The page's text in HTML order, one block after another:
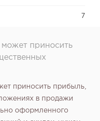
7
приносить
приносить прибыль,
в продажи
оформленного